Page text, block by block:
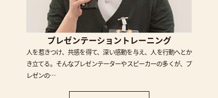
プレゼンテーショントレーニング
人を惹きつけ、共感を得て、深い感動を与え、人を行動へとか
き立てる。そんなプレゼンテーターやスピーカーの多くが、プ
レゼンの…